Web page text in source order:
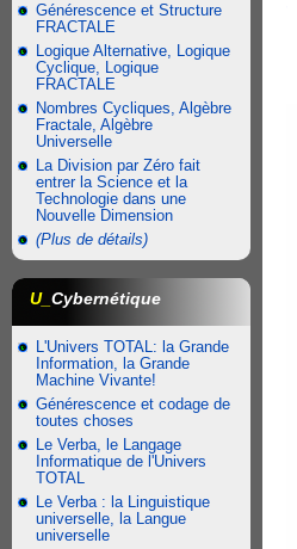
Générescence et Structure
FRACTALE
Logique Alternative, Logique
Cyclique, Logique
FRACTALE
Nombres Cycliques, Algèbre
Fractale, Algèbre
Universelle
La Division par Zéro fait
entrer la Science et la
Technologie dans une
Nouvelle Dimension
(Plus de détails)
U_ Cybernétique
L'Univers TOTAL: la Grande
Information, la Grande
Machine Vivante!
Générescence et codage de
toutes choses
Le Verba, le Langage
Informatique de l'Univers
TOTAL
Le Verba : la Linguistique
universelle, la Langue
universelle